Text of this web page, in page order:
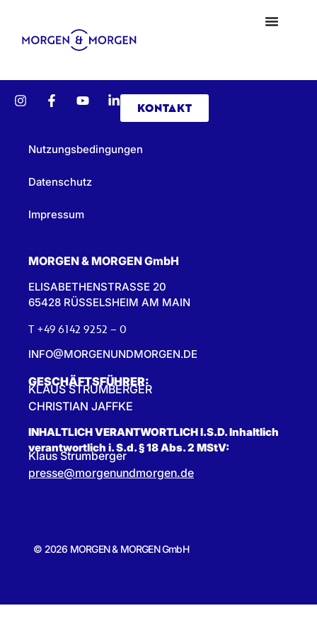
KONTAKT
Nutzungsbedingungen
Datenschutz
Impressum
MORGEN & MORGEN GmbH
ELISABETHENSTRASSE 20
65428 RÜSSELSHEIM AM MAIN
T +49 6142 9252 – 0
INFO@MORGENUNDMORGEN.DE
GESCHÄFTSFÜHRER:
KLAUS STRUMBERGER
CHRISTIAN JAFFKE
INHALTLICH VERANTWORTLICH I.S.D. Inhaltlich
verantwortlich i. S.d. § 18 Abs. 2 MStV:
Klaus Strumberger
presse@morgenundmorgen.de
© 2026 MORGEN & MORGEN GmbH